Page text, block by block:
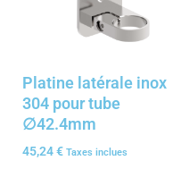
Platine latérale inox
304 pour tube
∅42.4mm
45,24€ Taxes inclues